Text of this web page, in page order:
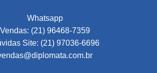
Whatsapp
Vendas: (21) 96468-7359
Site: (21) 97036-6696